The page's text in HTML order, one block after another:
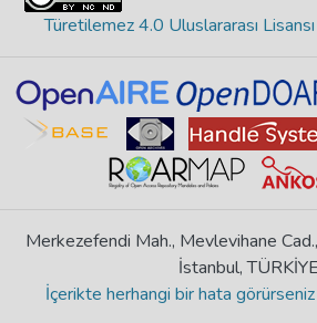
Türetilemez 4.0 Uluslararası
Merkezefendi Mah., Mevlevihane
İstanbul, TÜRKİYE
İçerikte herhangi bir hata